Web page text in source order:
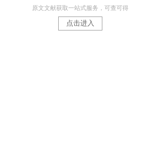
原文文献获取一站式服务，可查可得
点击进入